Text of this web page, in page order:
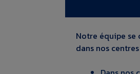
Notre équipe se
dans nos